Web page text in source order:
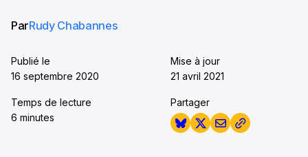
ParRudy Chabannes
Publié le
16 septembre 2020
Mise à jour
21 avril 2021
Temps de lecture
6 minutes
Partager